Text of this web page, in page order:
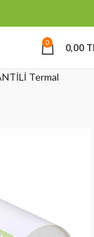
0 0,00
Termal